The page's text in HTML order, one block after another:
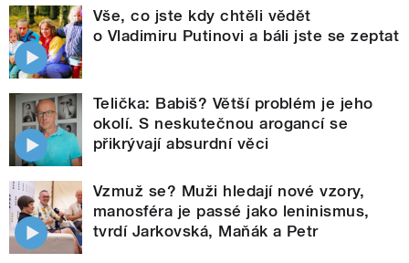
Vše, co jste kdy chtěli vědět
o Vladimiru Putinovi a báli jste se zeptat
Telička: Babiš? Větší problém je jeho
okolí. S neskutečnou arogancí se
přikrývají absurdní věci
Vzmuž se? Muži hledají nové vzory,
manosféra je passé jako leninismus,
tvrdí Jarkovská, Maňák a Petr